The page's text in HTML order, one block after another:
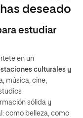
deseado
estudiar
en un
culturales y
música, cine,
sólida y
como belleza, como